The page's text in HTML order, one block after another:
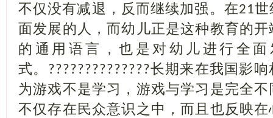
不仅没有减退，反而继续加强。在21世
面发展的人，而幼儿正是这种教育的
的通用语言，也是对幼儿进行全
式。
??????????????长期来在我国影
为游戏不是学习，游戏与学习是完全
不仅存在民众意识之中，而且也反映